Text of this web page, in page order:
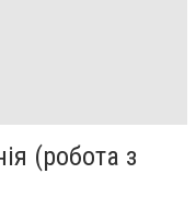
(робота з